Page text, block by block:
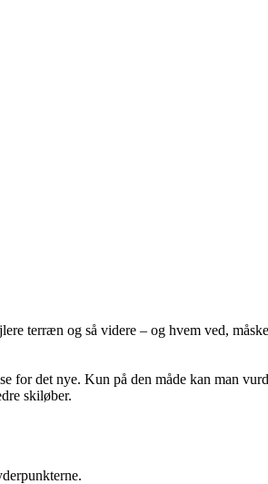
terræn og så videre – og hvem ved,
det nye. Kun på den måde kan man
skiløber.